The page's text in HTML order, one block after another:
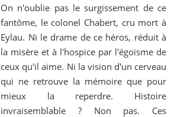
On n'oublie pas le surgissement de ce
fantôme, le colonel Chabert, cru mort à
Eylau. Ni le drame de ce héros, réduit à
la misère et à l'hospice par l'égoïsme de
ceux qu'il aime. Ni la vision d'un cerveau
qui ne retrouve la mémoire que pour
mieux la reperdre. Histoire
invraisemblable ? Non pas. Ces